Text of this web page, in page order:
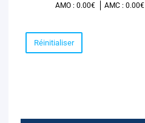
Réinitialiser
AMO : 0.00€ AMC : 0.00€